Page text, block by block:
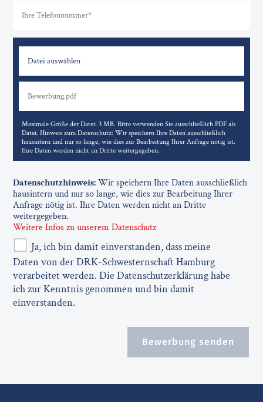
Datei auswählen
Maximale Größe der Datei: 3 MB. Bitte verwenden Sie ausschließlich PDF als
Datei. Hinweis zum Datenschutz: Wir speichern Ihre Daten ausschließlich
hausintern und nur so lange, wie dies zur Bearbeitung Ihrer Anfrage nötig ist.
Ihre Daten werden nicht an Dritte weitergegeben.
Datenschutzhinweis:Wir speichern Ihre Daten ausschließlich
hausintern und nur so lange, wie dies zur Bearbeitung Ihrer
Anfrage nötig ist. Ihre Daten werden nicht an Dritte
weitergegeben.
Weitere Infos zu unserem Datenschutz
Ja, ich bin damit einverstanden, dass meine
Daten von der DRK-Schwesternschaft Hamburg
verarbeitet werden. Die Datenschutzerklärung habe
ich zur Kenntnis genommen und bin damit
einverstanden.
Bewerbung senden